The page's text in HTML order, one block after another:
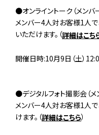
●オンライントーク（メンバ
メンバー4人対お客様1人
いただけます。（詳細はこち
開催日時:10月9日（土）
●デジタルフォト撮影会（メ
メンバー4人対お客様1人
けます。（詳細はこちら）